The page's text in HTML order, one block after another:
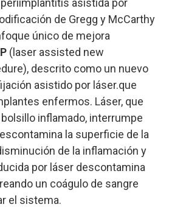
asistida por
de Gregg y McCarthy
único de mejora
(laser assisted new
descrito como un nuevo
asistido por láser.que
enfermos. Láser, que
inflamado, interrumpe
la superficie de la
de la inflamación y
por láser descontamina
un coágulo de sangre
el sistema.